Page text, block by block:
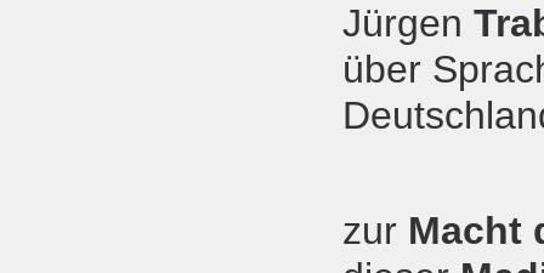
Jürgen
über
zur Macht